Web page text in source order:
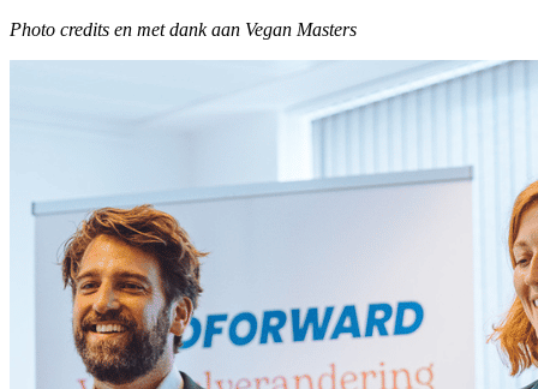
Photo credits en met dank aan Vegan Masters